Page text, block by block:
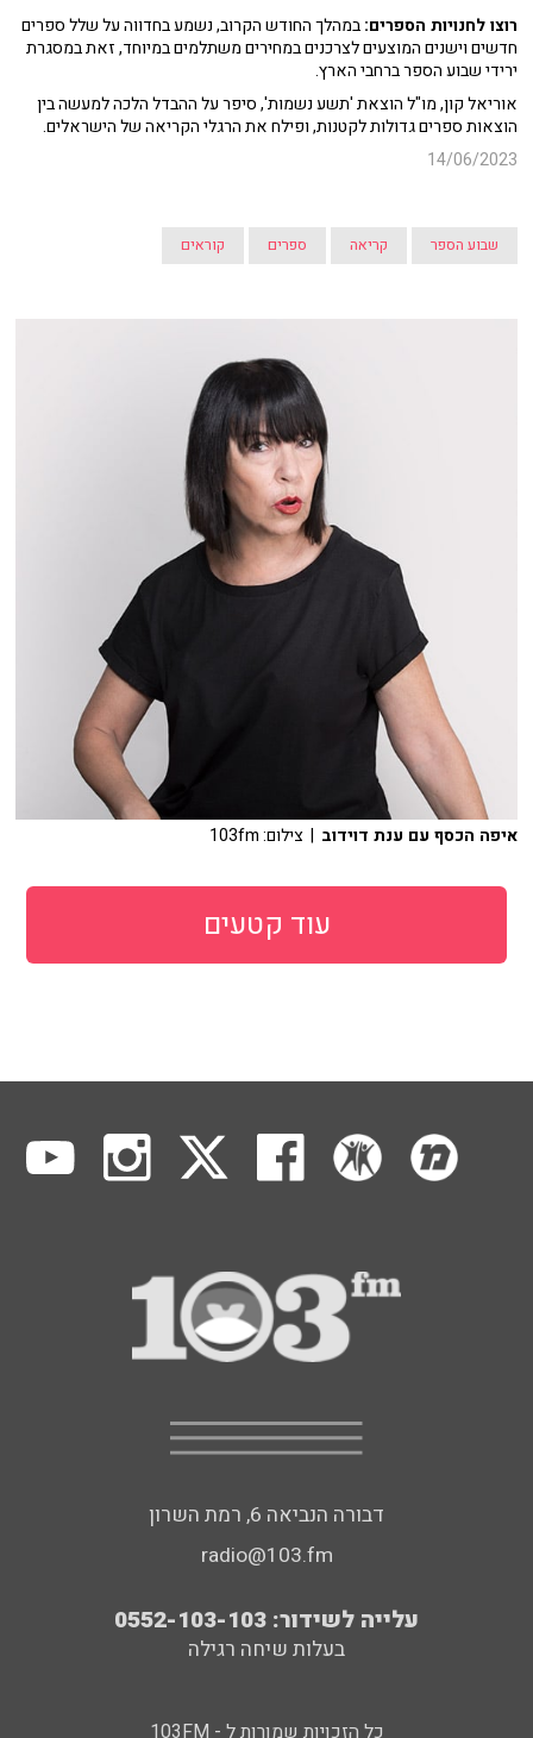
רוצו לחנויות הספרים:במהלך החודש הקרוב, נשמע בחדווה על שלל ספרים
חדשים וישנים המוצעים לצרכנים במחירים משתלמים במיוחד, זאת במסגרת
ירידי שבוע הספר ברחבי הארץ.
אוריאל קון, מו"ל הוצאת 'תשע נשמות', סיפר על ההבדל הלכה למעשה בין
הוצאות ספרים גדולות לקטנות, ופילח את הרגלי הקריאה של הישראלים.
14/06/2023
שבוע הספר קריאה ספרים קוראים
איפה הכסף עם ענת דוידוב | צילום: 103fm
עוד קטעים
דבורה הנביאה 6, רמת השרון
radio@103.fm
עלייה לשידור: 0552-103-103
בעלות שיחה רגילה
כל הזכויות שמורות ל - 103FM